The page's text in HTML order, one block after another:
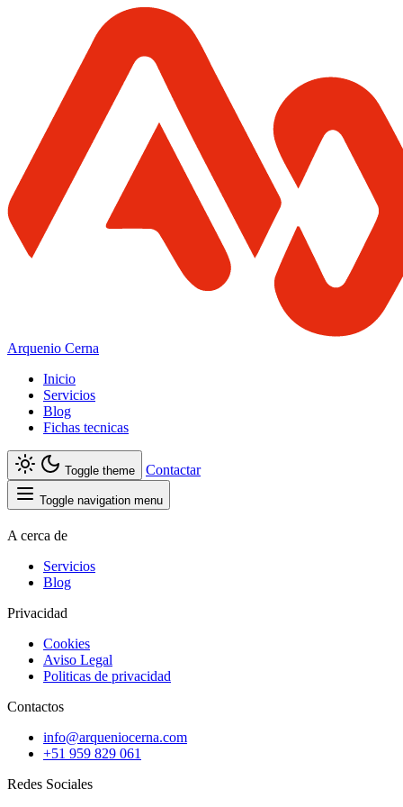
Arquenio Cerna
Inicio
Servicios
Blog
Fichas tecnicas
Toggle theme Contactar
Toggle navigation menu
A cerca de
Servicios
Blog
Privacidad
Cookies
Aviso Legal
Politicas de privacidad
Contactos
info@arqueniocerna.com
+51 959 829 061
Redes Sociales